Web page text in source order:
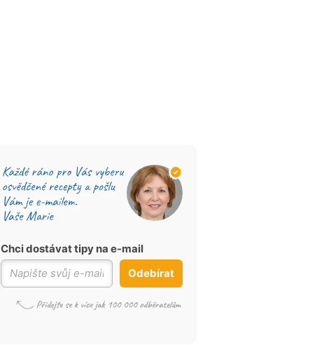
Chci dostávat tipy na e-mail
Odebírat